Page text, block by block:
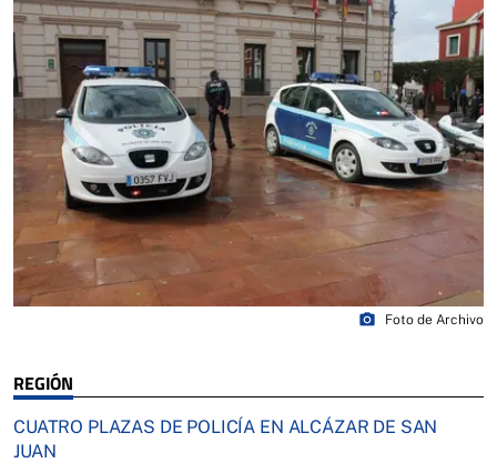
REGIÓN
CUATRO PLAZAS DE POLICÍA EN ALCÁZAR DE SAN
JUAN
photo_camera Foto de Archivo